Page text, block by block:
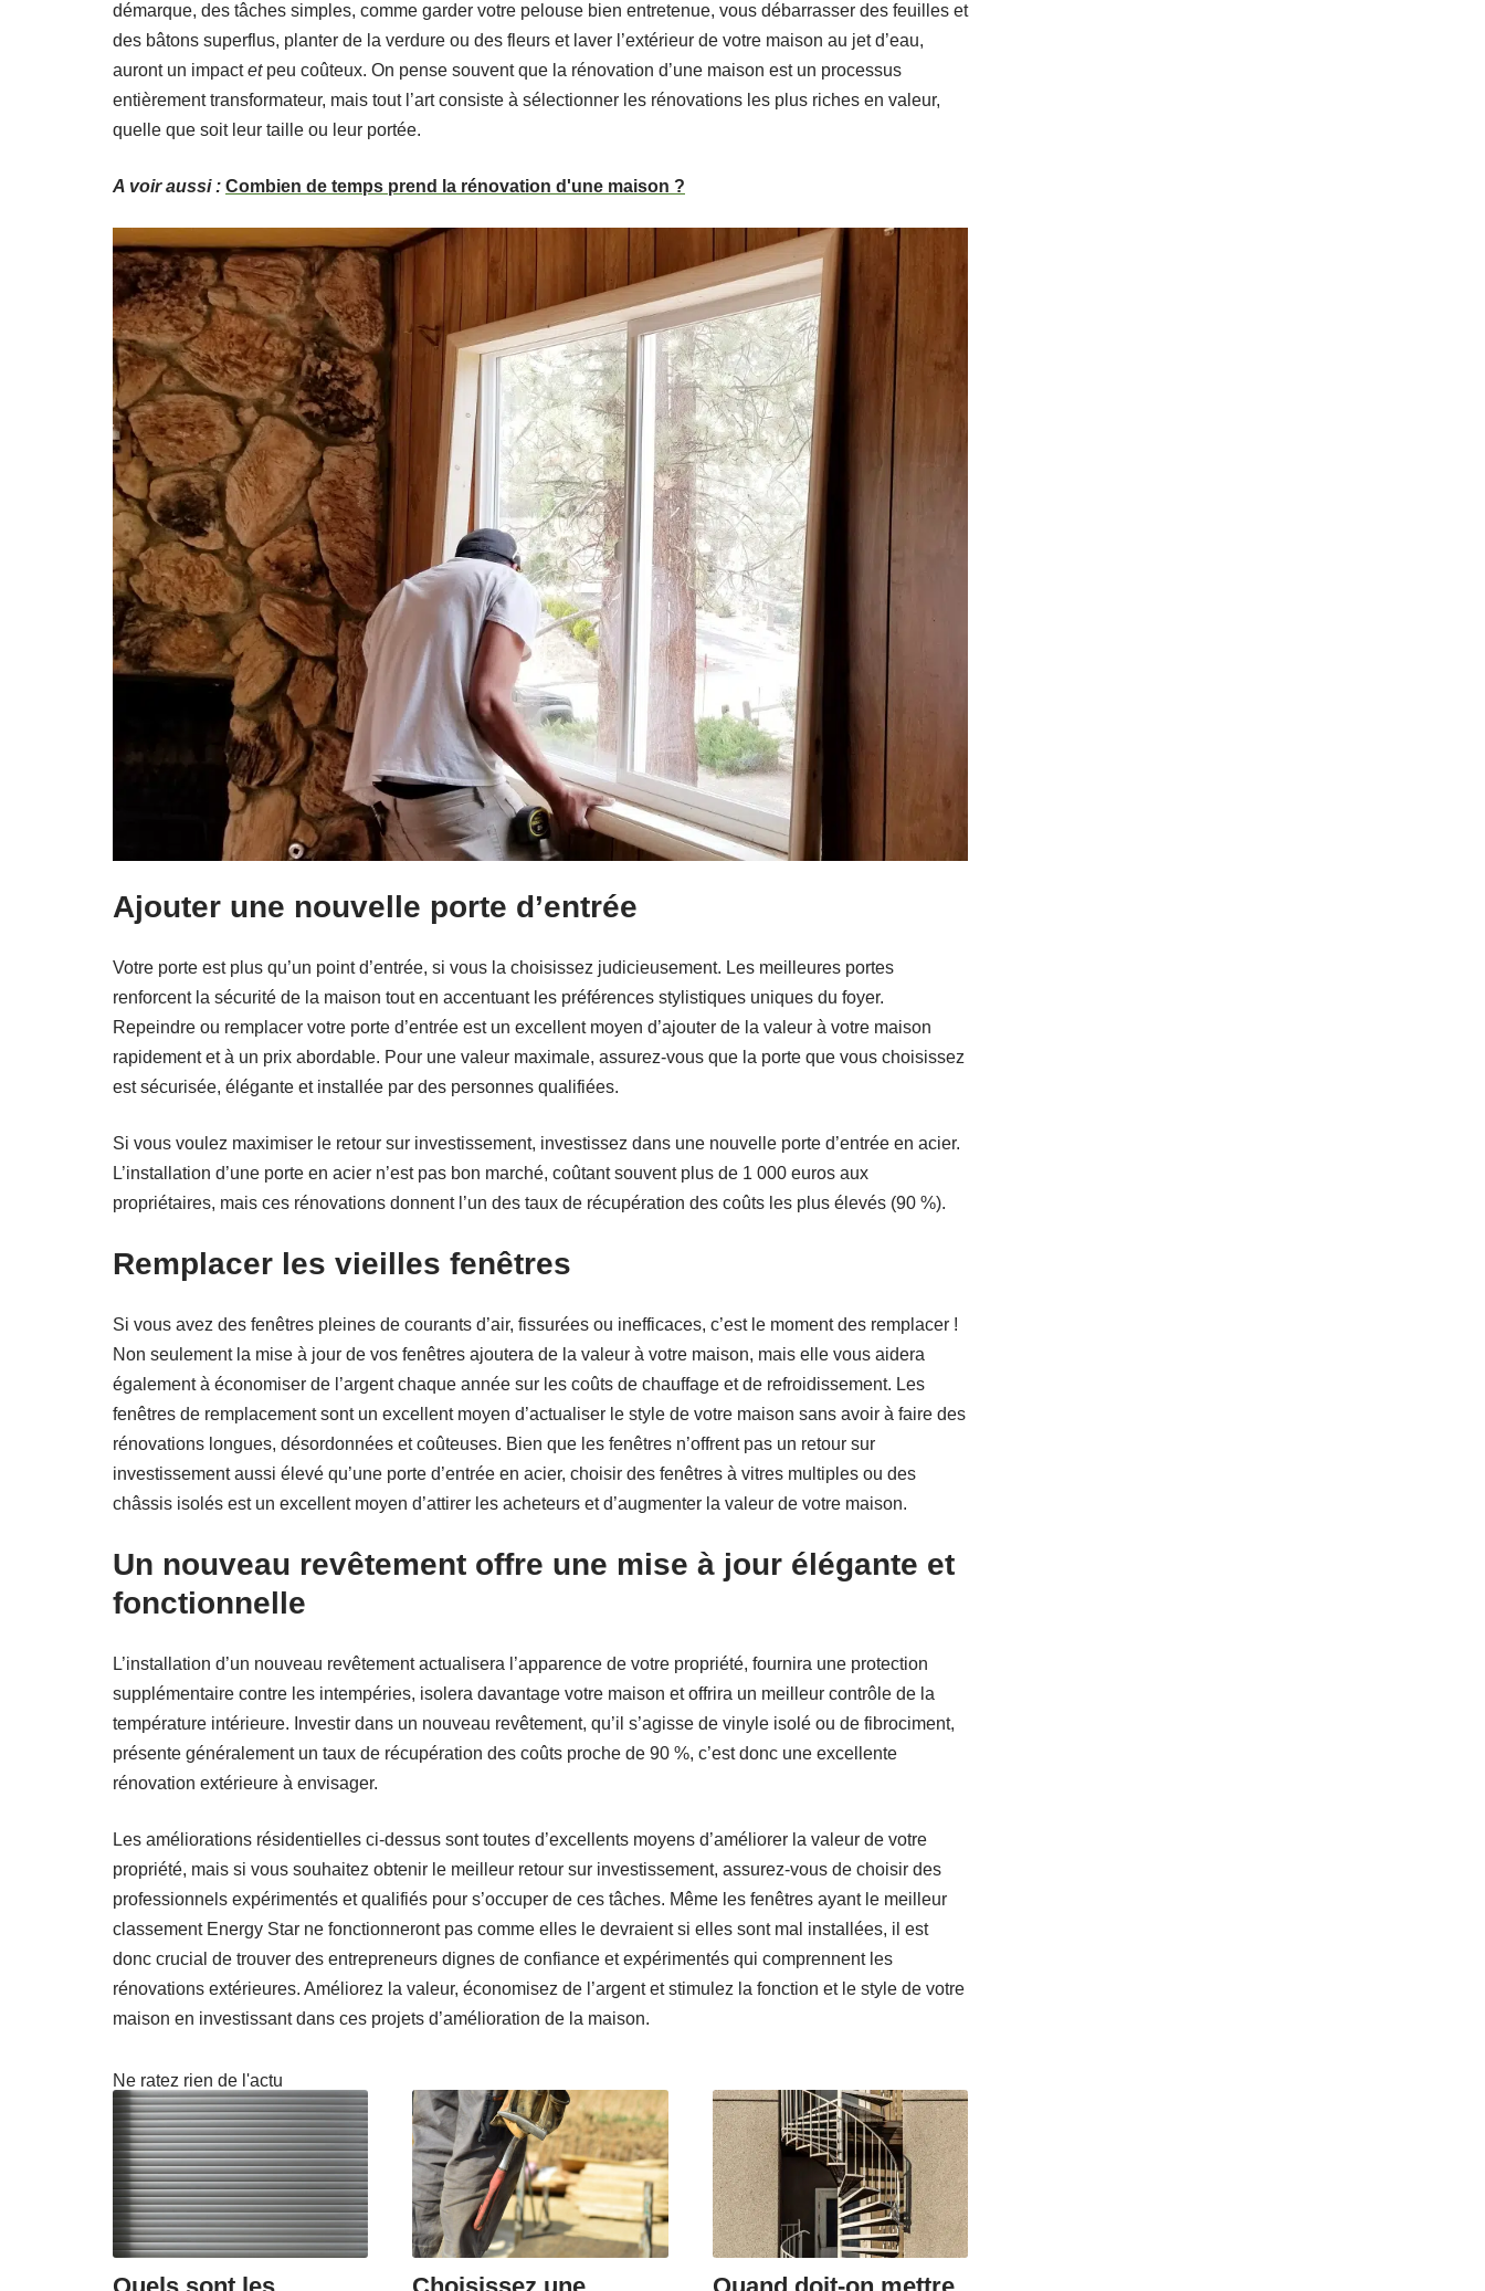
démarque, des tâches simples, comme garder votre pelouse bien entretenue, vous débarrasser des feuilles et
des bâtons superflus, planter de la verdure ou des fleurs et laver l’extérieur de votre maison au jet d’eau,
auront un impactetpeu coûteux. On pense souvent que la rénovation d’une maison est un processus
entièrement transformateur, mais tout l’art consiste à sélectionner les rénovations les plus riches en valeur,
quelle que soit leur taille ou leur portée.
A voir aussi : Combien de temps prend la rénovation d'une maison ?
Ajouter une nouvelle porte d’entrée
Votre porte est plus qu’un point d’entrée, si vous la choisissez judicieusement. Les meilleures portes
renforcent la sécurité de la maison tout en accentuant les préférences stylistiques uniques du foyer.
Repeindre ou remplacer votre porte d’entrée est un excellent moyen d’ajouter de la valeur à votre maison
rapidement et à un prix abordable. Pour une valeur maximale, assurez-vous que la porte que vous choisissez
est sécurisée, élégante et installée par des personnes qualifiées.
Si vous voulez maximiser le retour sur investissement, investissez dans une nouvelle porte d’entrée en acier.
L’installation d’une porte en acier n’est pas bon marché, coûtant souvent plus de 1 000 euros aux
propriétaires, mais ces rénovations donnent l’un des taux de récupération des coûts les plus élevés (90 %).
Remplacer les vieilles fenêtres
Si vous avez des fenêtres pleines de courants d’air, fissurées ou inefficaces, c’est le moment des remplacer !
Non seulement la mise à jour de vos fenêtres ajoutera de la valeur à votre maison, mais elle vous aidera
également à économiser de l’argent chaque année sur les coûts de chauffage et de refroidissement. Les
fenêtres de remplacement sont un excellent moyen d’actualiser le style de votre maison sans avoir à faire des
rénovations longues, désordonnées et coûteuses. Bien que les fenêtres n’offrent pas un retour sur
investissement aussi élevé qu’une porte d’entrée en acier, choisir des fenêtres à vitres multiples ou des
châssis isolés est un excellent moyen d’attirer les acheteurs et d’augmenter la valeur de votre maison.
Un nouveau revêtement offre une mise à jour élégante et
fonctionnelle
L’installation d’un nouveau revêtement actualisera l’apparence de votre propriété, fournira une protection
supplémentaire contre les intempéries, isolera davantage votre maison et offrira un meilleur contrôle de la
température intérieure. Investir dans un nouveau revêtement, qu’il s’agisse de vinyle isolé ou de fibrociment,
présente généralement un taux de récupération des coûts proche de 90 %, c’est donc une excellente
rénovation extérieure à envisager.
Les améliorations résidentielles ci-dessus sont toutes d’excellents moyens d’améliorer la valeur de votre
propriété, mais si vous souhaitez obtenir le meilleur retour sur investissement, assurez-vous de choisir des
professionnels expérimentés et qualifiés pour s’occuper de ces tâches. Même les fenêtres ayant le meilleur
classement Energy Star ne fonctionneront pas comme elles le devraient si elles sont mal installées, il est
donc crucial de trouver des entrepreneurs dignes de confiance et expérimentés qui comprennent les
rénovations extérieures. Améliorez la valeur, économisez de l’argent et stimulez la fonction et le style de votre
maison en investissant dans ces projets d’amélioration de la maison.
Ne ratez rien de l'actu